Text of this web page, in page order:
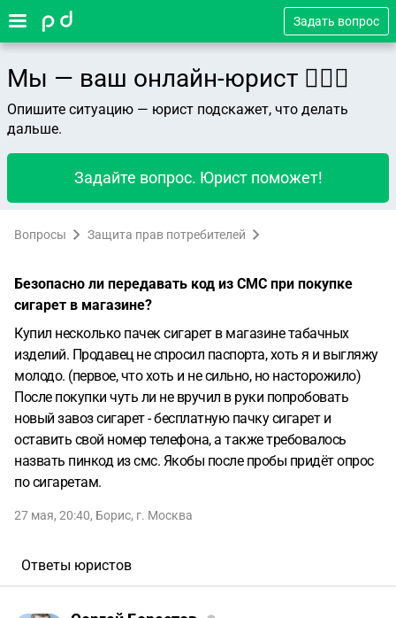
Задать вопрос
Мы — ваш онлайн-юрист 👨🏻‍⚖️
Опишите ситуацию — юрист подскажет, что делать
дальше.
Задайте вопрос. Юрист поможет!
Вопросы Защита прав потребителей
Безопасно ли передавать код из СМС при покупке
сигарет в магазине?
Купил несколько пачек сигарет в магазине табачных
изделий. Продавец не спросил паспорта, хоть я и выгляжу
молодо. (первое, что хоть и не сильно, но насторожило)
После покупки чуть ли не вручил в руки попробовать
новый завоз сигарет - бесплатную пачку сигарет и
оставить свой номер телефона, а также требовалось
назвать пинкод из смс. Якобы после пробы придёт опрос
по сигаретам.
27 мая, 20:40, Борис, г. Москва
Ответы юристов